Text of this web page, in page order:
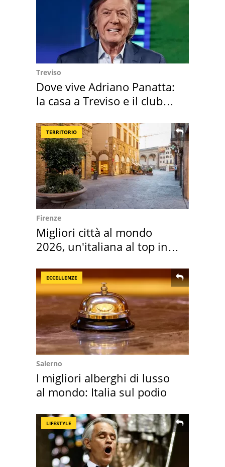
Treviso
Dove vive Adriano Panatta:
la casa a Treviso e il club
TERRITORIO
Firenze
Migliori città al mondo
2026, un'italiana al top in
ECCELLENZE
Salerno
I migliori alberghi di lusso
al mondo: Italia sul podio
LIFESTYLE